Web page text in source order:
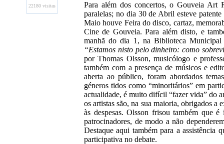
22180 visitas
Para além dos concertos, o Gouveia Art
paralelas; no dia 30 de Abril esteve
Maio houve Feira do disco, cartaz,
Cine de Gouveia. Para além disto, e
manhã do dia 1, na Biblioteca
“Estamos nisto pelo dinheiro: como
por Thomas Olsson, musicólogo e
também com a presença de músicos e
aberta ao público, foram abordados
géneros tidos como “minoritários” em
actualidade, é muito difícil “fazer vida” do
os artistas são, na sua maioria, obrigados a
às despesas. Olsson frisou também que
patrocinadores, de modo a não
Destaque aqui também para a assistência
participativa no debate.